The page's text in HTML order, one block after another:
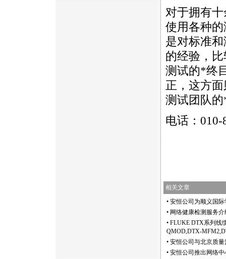
对于拥有
使用各种
是对标准
的经验，
测试的*终
正，这方
测试团队的
电话：
相关文章
• 安恒公司为顺义国
• 网络健康检测服务
• FLUKE DTX系列线
QMOD,DTX-
• 安恒公司与北京质
• 安恒公司推出网络